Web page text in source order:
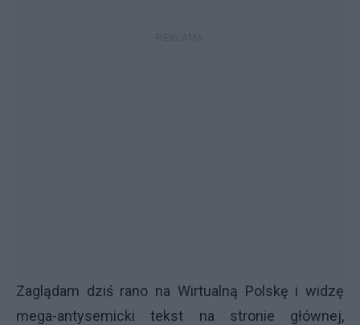
Zaglądam dziś rano na Wirtualną Polskę i widzę
mega-antysemicki tekst na stronie głównej,